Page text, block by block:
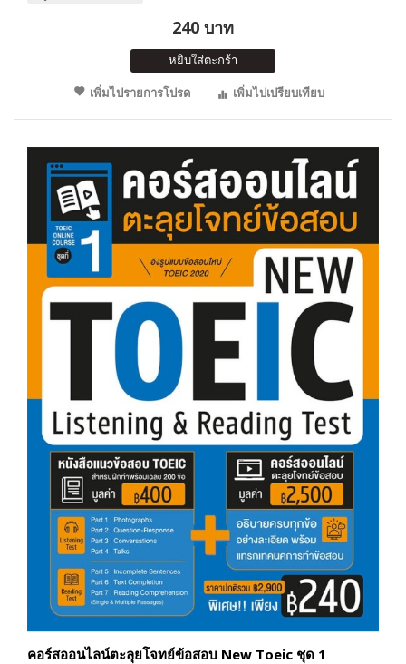
240 บาท
หยิบใส่ตะกร้า
เพิ่มไปรายการโปรด
เพิ่มไปเปรียบเทียบ
คอร์สออนไลน์ตะลุยโจทย์ข้อสอบ New Toeic ชุด 1